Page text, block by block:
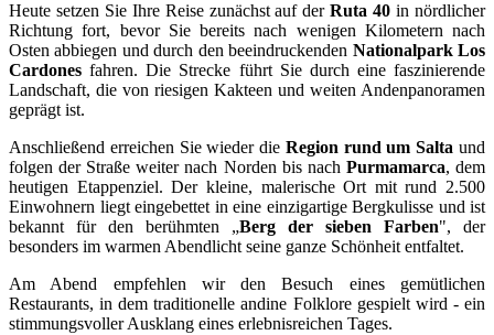
Heute setzen Sie Ihre Reise zunächst auf derRuta 40 in nördlicher
Richtung fort, bevor Sie bereits nach wenigen Kilometern nach
Osten abbiegen und durch den beeindruckenden Nationalpark Los
Cardones fahren. Die Strecke führt Sie durch eine faszinierende
Landschaft, die von riesigen Kakteen und weiten Andenpanoramen
geprägt ist.
Anschließend erreichen Sie wieder die Region rund um Salta und
folgen der Straße weiter nach Norden bis nach Purmamarca, dem
heutigen Etappenziel. Der kleine, malerische Ort mit rund 2.500
Einwohnern liegt eingebettet in eine einzigartige Bergkulisse und ist
bekannt für den berühmten „Berg der sieben Farben", der
besonders im warmen Abendlicht seine ganze Schönheit entfaltet.
Am Abend empfehlen wir den Besuch eines gemütlichen
Restaurants, in dem traditionelle andine Folklore gespielt wird - ein
stimmungsvoller Ausklang eines erlebnisreichen Tages.